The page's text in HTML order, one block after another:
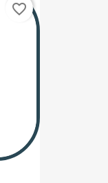
favorite_border